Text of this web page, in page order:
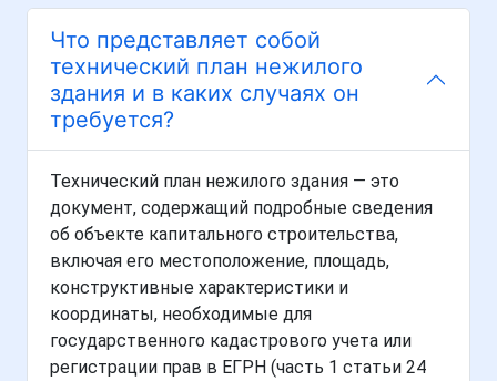
Что представляет собой
технический план нежилого
здания и в каких случаях он
требуется?
Технический план нежилого здания — это
документ, содержащий подробные сведения
об объекте капитального строительства,
включая его местоположение, площадь,
конструктивные характеристики и
координаты, необходимые для
государственного кадастрового учета или
регистрации прав в ЕГРН (часть 1 статьи 24